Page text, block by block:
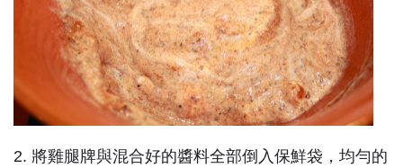
2. 將雞腿牌與混合好的醬料全部倒入保鮮袋，均勻的